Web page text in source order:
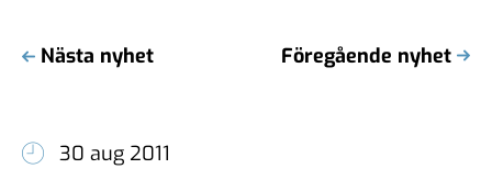
Nästa nyhet Föregående nyhet
30 aug 2011